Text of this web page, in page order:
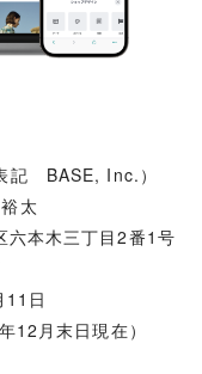
BASE, Inc.）
太
本木三丁目2番1号
日
月末日現在）